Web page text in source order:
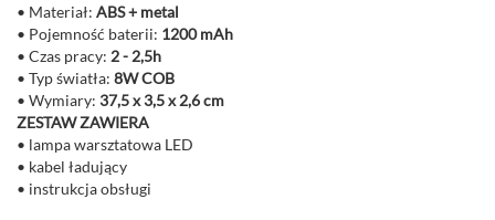
• Materiał: ABS + metal
• Pojemność baterii: 1200 mAh
• Czas pracy: 2 - 2,5h
• Typ światła: 8W COB
• Wymiary: 37,5 x 3,5 x 2,6 cm
ZESTAW ZAWIERA
• lampa warsztatowa LED
• kabel ładujący
• instrukcja obsługi